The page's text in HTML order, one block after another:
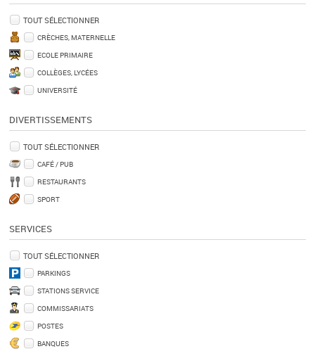
TOUT SÉLECTIONNER
CRÈCHES, MATERNELLE
ECOLE PRIMAIRE
COLLÈGES, LYCÉES
UNIVERSITÉ
DIVERTISSEMENTS
TOUT SÉLECTIONNER
CAFÉ / PUB
RESTAURANTS
SPORT
SERVICES
TOUT SÉLECTIONNER
PARKINGS
STATIONS SERVICE
COMMISSARIATS
POSTES
BANQUES